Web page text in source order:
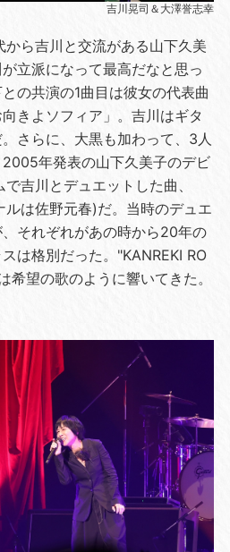
吉川晃司＆大澤誉志幸
ら吉川と交流がある山下久美
立派になって最高だなと思っ
の共演の1曲目は彼女の代表曲
きよソフィア」。吉川はギタ
さらに、大黒も加わって、3人
年発表の山下久美子のデビ
吉川とデュエットした曲、
ルは佐野元春)だ。当時のデュエ
それぞれがあの時から20年の
は格別だった。"KANREKI RO
希望の歌のように響いてきた。